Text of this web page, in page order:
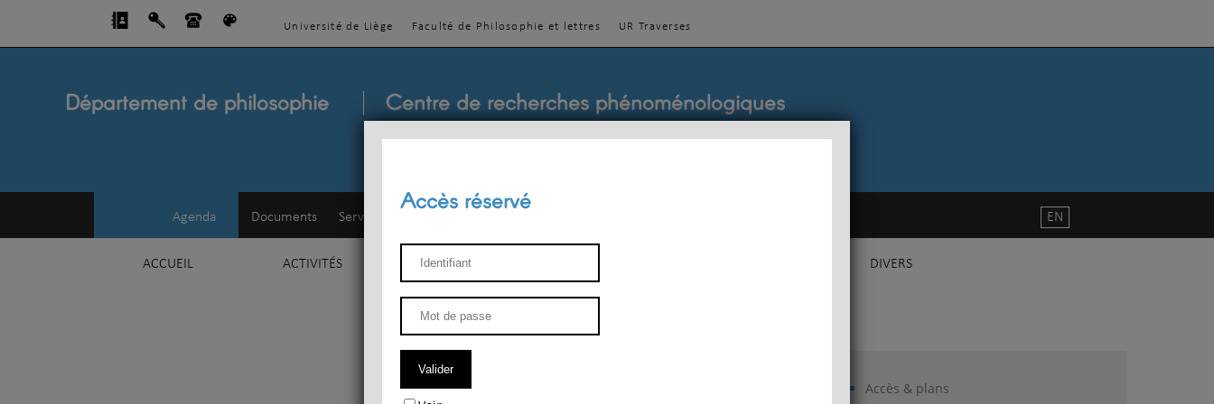
Université de Liège Faculté de Philosophie et lettres UR Traverses
Département de philosophie Centre de recherches phénoménologiques
Agenda Documents Service d'esthétique
ACCUEIL ACTIVITÉS ENSEIGNEMENT DIVERS
EN
Accès & plans
Accès réservé